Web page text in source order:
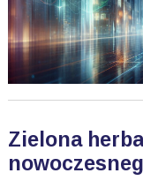
Zielona